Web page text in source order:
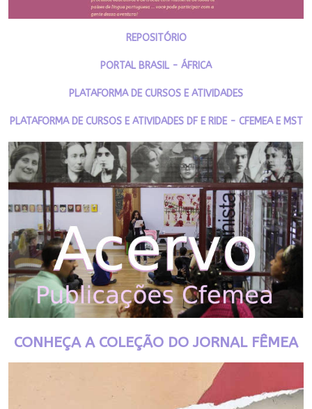
REPOSITÓRIO
PORTAL BRASIL - ÁFRICA
PLATAFORMA DE CURSOS E ATIVIDADES
PLATAFORMA DE CURSOS E ATIVIDADES DF E RIDE - CFEMEA E MST
CONHEÇA A COLEÇÃO DO JORNAL FÊMEA